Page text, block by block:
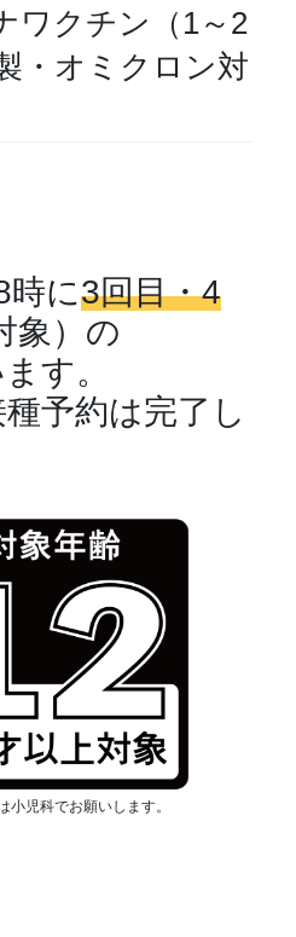
ワクチン（1～2
・オミクロン対
時に3回目・4
象）の
す。
予約は完了し
小児科でお願いします。